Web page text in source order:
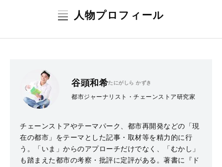
人物プロフィール
谷頭和希たにがしら かずき
都市ジャーナリスト・チェーンストア研究家
チェーンストアやテーマパーク、都市再開発などの「現
在の都市」をテーマとした記事・取材等を精力的に行
う。「いま」からのアプローチだけでなく、「むかし」
も踏まえた都市の考察・批評に定評がある。著書に『ド